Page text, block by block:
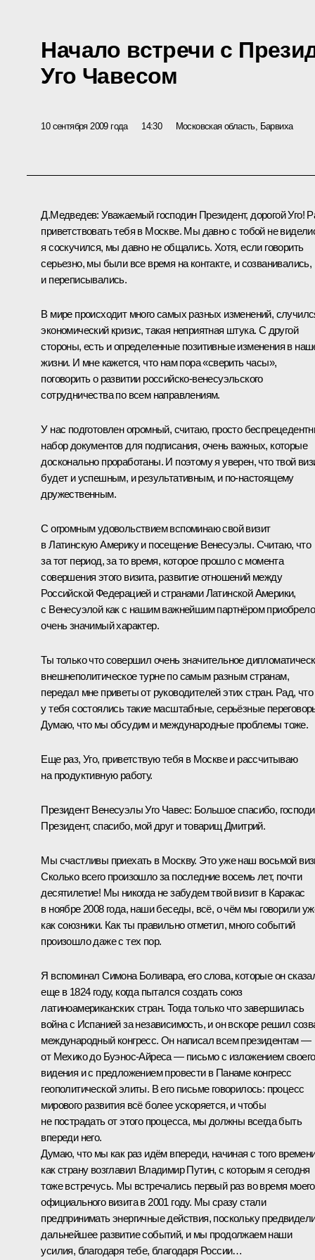
Начало встречи с
Уго Чавесом
10 сентября 2009 года 14:30 Московская область, Барвиха
Д.Медведев: Уважаемый господин Президент, дорогой Уго!
приветствовать тебя в Москве. Мы давно с тобой не
я соскучился, мы давно не общались. Хотя, если говорить
серьезно, мы были все время на контакте, и созванивались,
и переписывались.
В мире происходит много самых разных изменений,
экономический кризис, такая неприятная штука. С другой
стороны, есть и определенные позитивные изменения в
жизни. И мне кажется, что нам пора «сверить часы»,
поговорить о развитии российско-венесуэльского
сотрудничества по всем направлениям.
У нас подготовлен огромный, считаю, просто
набор документов для подписания, очень важных, которые
досконально проработаны. И поэтому я уверен, что твой
будет и успешным, и результативным, и по‑настоящему
дружественным.
С огромным удовольствием вспоминаю свой визит
в Латинскую Америку и посещение Венесуэлы. Считаю, что
за тот период, за то время, которое прошло с момента
совершения этого визита, развитие отношений между
Российской Федерацией и странами Латинской Америки,
с Венесуэлой как с нашим важнейшим партнёром приобрело
очень значимый характер.
Ты только что совершил очень значительное
внешнеполитическое турне по самым разным странам,
передал мне приветы от руководителей этих стран. Рад, что
у тебя состоялись такие масштабные, серьёзные
Думаю, что мы обсудим и международные проблемы тоже.
Еще раз, Уго, приветствую тебя в Москве и рассчитываю
на продуктивную работу.
Президент Венесуэлы Уго Чавес: Большое спасибо,
Президент, спасибо, мой друг и товарищ Дмитрий.
Мы счастливы приехать в Москву. Это уже наш восьмой
Сколько всего произошло за последние восемь лет, почти
десятилетие! Мы никогда не забудем твой визит в Каракас
в ноябре 2008 года, наши беседы, всё, о чём мы говорили
как союзники. Как ты правильно отметил, много событий
произошло даже с тех пор.
Я вспоминал Симона Боливара, его слова, которые он
еще в 1824 году, когда пытался создать союз
латиноамериканских стран. Тогда только что завершилась
война с Испанией за независимость, и он вскоре решил
международный конгресс. Он написал всем президентам —
от Мехико до Буэнос-Айреса — письмо с изложением своего
видения и с предложением провести в Панаме конгресс
геополитической элиты. В его письме говорилось: процесс
мирового развития всё более ускоряется, и чтобы
не пострадать от этого процесса, мы должны всегда быть
впереди него.
Думаю, что мы как раз идём впереди, начиная с того
как страну возглавил Владимир Путин, с которым я сегодня
тоже встречусь. Мы встречались первый раз во время моего
официального визита в 2001 году. Мы сразу стали
предпринимать энергичные действия, поскольку
дальнейшее развитие событий, и мы продолжаем наши
усилия, благодаря тебе, благодаря России…